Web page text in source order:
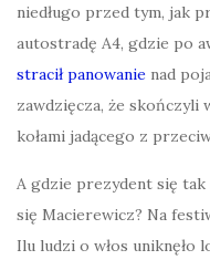
niedługo przed tym, jak
autostradę A4, gdzie po
stracił panowanie nad
zawdzięcza, że skończyli
kołami jadącego z
A gdzie prezydent się tak
się Macierewicz? Na
Ilu ludzi o włos uniknęło